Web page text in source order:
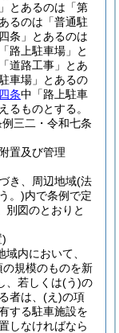
とあるのは「第
るのは「普通駐
条」とあるのは
路上駐車場」と
道路工事」とあ
車場」とあるの
条中「路上駐車
るものとする。
三二・令和七条
置及び管理
き、周辺地域(法
。)内で条例で定
別図のとおりと
)
内において、
の規模のものを新
、若しくは(う)の
者は、 (え)の項
する駐車施設を
しなければなら